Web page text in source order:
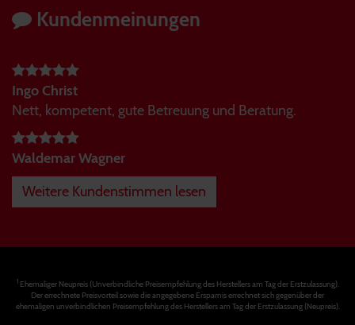
Kundenmeinungen
Ingo Christ
Nett, kompetent, gute Betreuung und Beratung.
Waldemar Wagner
Weitere Kundenstimmen lesen
1Ehemaliger Neupreis (Unverbindliche Preisempfehlung des Herstellers am Tag der Erstzulassung).
Der errechnete Preisvorteil sowie die angegebene Ersparnis errechnet sich gegenüber der
ehemaligen unverbindlichen Preisempfehlung des Herstellers am Tag der Erstzulassung (Neupreis).